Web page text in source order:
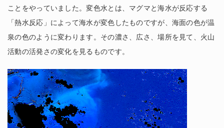
ことをやっていました。変色水とは、マグマと海水が反応する
「熱水反応」によって海水が変色したものですが、海面の色が温
泉の色のように変わります。その濃さ、広さ、場所を見て、火山
活動の活発さの変化を見るものです。